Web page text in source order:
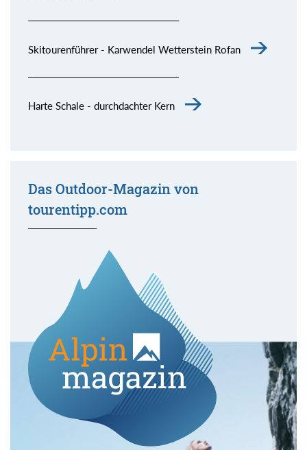
Skitourenführer - Karwendel Wetterstein Rofan
Harte Schale - durchdachter Kern
Das Outdoor-Magazin von
tourentipp.com